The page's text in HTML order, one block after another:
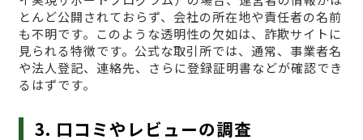
とんど公開されておらず、会社の所在地や責任者の名前
も不明です。このような透明性の欠如は、詐欺サイトに
見られる特徴です。公式な取引所では、通常、事業者名
や法人登記、連絡先、さらに登録証明書などが確認でき
るはずです。
3. 口コミやレビューの調査